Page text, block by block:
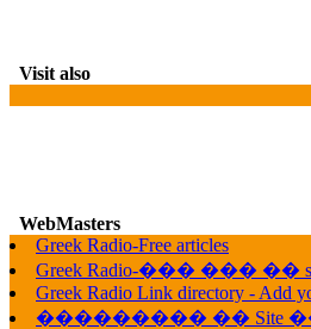
Visit also
WebMasters
Greek Radio-Free articles
Greek Radio-��� ��� ��
Greek Radio Link directory - Add
��������� �� Site